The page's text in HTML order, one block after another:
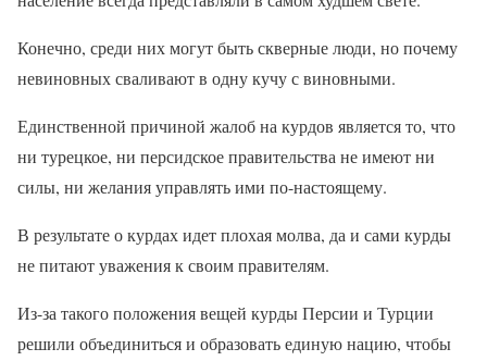
Конечно, среди них могут быть скверные люди, но почему
невиновных сваливают в одну кучу с виновными.
Единственной причиной жалоб на курдов является то, что
ни турецкое, ни персидское правительства не имеют ни
силы, ни желания управлять ими по-настоящему.
В результате о курдах идет плохая молва, да и сами курды
не питают уважения к своим правителям.
Из-за такого положения вещей курды Персии и Турции
решили объединиться и образовать единую нацию, чтобы